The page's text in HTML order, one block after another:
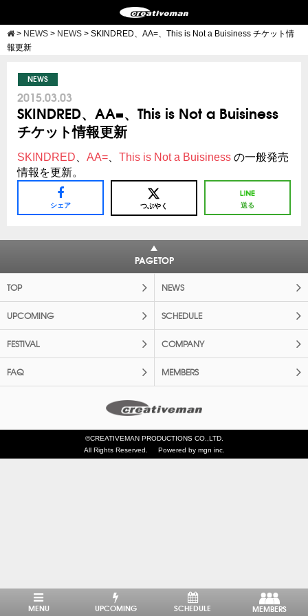
> NEWS > NEWS > SKINDRED、AA=、This is Not a Buisiness チケット情
報更新
NEWS
2015.03.03
SKINDRED、AA=、This is Not a Buisiness
チケット情報更新
SKINDRED AA= This is Not a Buisiness の一般発売
情報を更新。
シェア つぶやく 送る
PAGETOP
TOP NEWS
UPCOMING SCHEDULE
FESTIVAL COMPANY
FAQ MEMBERS
©CREATIVEMAN PRODUCTIONS CO.,LTD.
All Rights Reserved.
Powered by mgn inc.
MENU UPCOMING SCHEDULE MEMBERS